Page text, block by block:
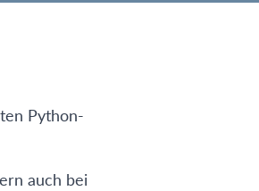
Python-
auch bei